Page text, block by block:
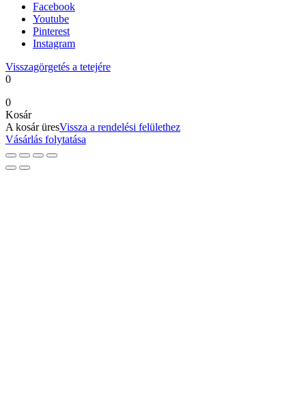
Facebook
Youtube
Pinterest
Instagram
Visszagörgetés a tetejére
0
0
Kosár
A kosár üresVissza a rendelési felülethez
Vásárlás folytatása